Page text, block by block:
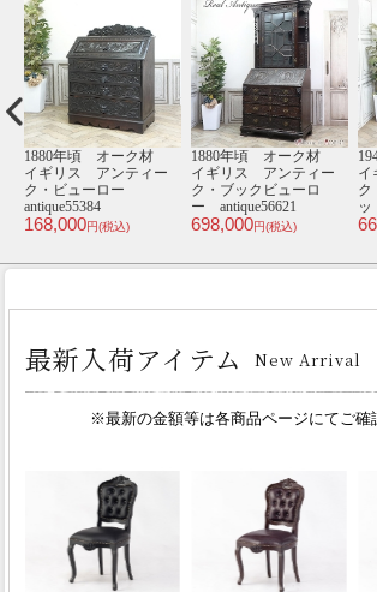
1900年頃 オーク材
イギリス アンティー
ク・ベンチ
antique80511
185,000円(税込)
1920年頃 オーク材
イギリス アンティー
ク・ブックビューロ
ー antique81118
195,000円(税込)
イ